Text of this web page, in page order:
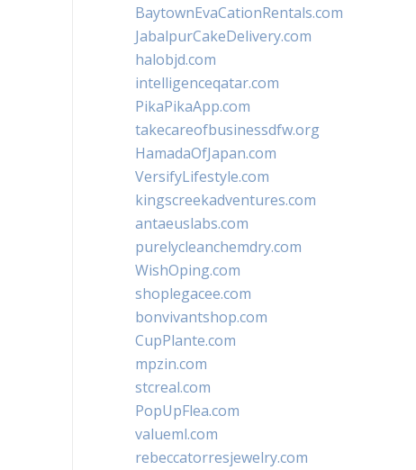
BaytownEvaCationRentals.com
JabalpurCakeDelivery.com
halobjd.com
intelligenceqatar.com
PikaPikaApp.com
takecareofbusinessdfw.org
HamadaOfJapan.com
VersifyLifestyle.com
kingscreekadventures.com
antaeuslabs.com
purelycleanchemdry.com
WishOping.com
shoplegacee.com
bonvivantshop.com
CupPlante.com
mpzin.com
stcreal.com
PopUpFlea.com
valueml.com
rebeccatorresjewelry.com